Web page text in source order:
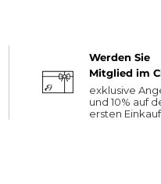
Werden Sie
Mitglied im
exklusive
und 10% auf
ersten Einkauf